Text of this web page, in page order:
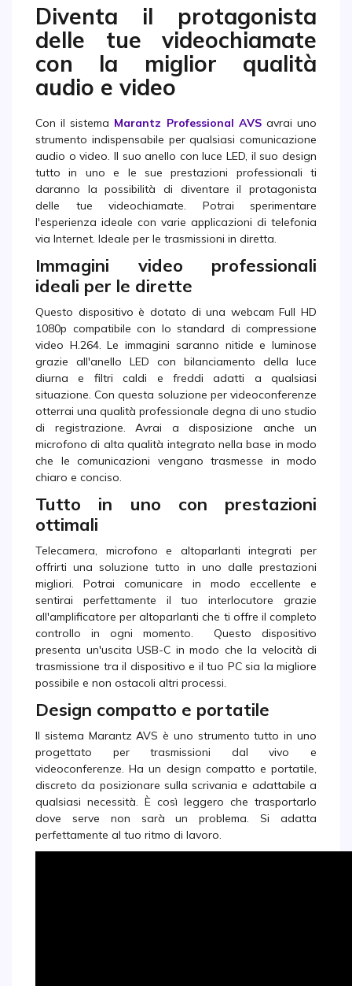
Diventa il protagonista
delle tue videochiamate
con la miglior qualità
audio e video
Con il sistema Marantz Professional AVS avrai uno
strumento indispensabile per qualsiasi comunicazione
audio o video. Il suo anello con luce LED, il suo design
tutto in uno e le sue prestazioni professionali ti
daranno la possibilità di diventare il protagonista
delle tue videochiamate. Potrai sperimentare
l'esperienza ideale con varie applicazioni di telefonia
via Internet. Ideale per le trasmissioni in diretta.
Immagini video professionali
ideali per le dirette
Questo dispositivo è dotato di una webcam Full HD
1080p compatibile con lo standard di compressione
video H.264. Le immagini saranno nitide e luminose
grazie all'anello LED con bilanciamento della luce
diurna e filtri caldi e freddi adatti a qualsiasi
situazione. Con questa soluzione per videoconferenze
otterrai una qualità professionale degna di uno studio
di registrazione. Avrai a disposizione anche un
microfono di alta qualità integrato nella base in modo
che le comunicazioni vengano trasmesse in modo
chiaro e conciso.
Tutto in uno con prestazioni
ottimali
Telecamera, microfono e altoparlanti integrati per
offrirti una soluzione tutto in uno dalle prestazioni
migliori. Potrai comunicare in modo eccellente e
sentirai perfettamente il tuo interlocutore grazie
all'amplificatore per altoparlanti che ti offre il completo
controllo in ogni momento. Questo dispositivo
presenta un'uscita USB-C in modo che la velocità di
trasmissione tra il dispositivo e il tuo PC sia la migliore
possibile e non ostacoli altri processi.
Design compatto e portatile
Il sistema Marantz AVS è uno strumento tutto in uno
progettato per trasmissioni dal vivo e
videoconferenze. Ha un design compatto e portatile,
discreto da posizionare sulla scrivania e adattabile a
qualsiasi necessità. È così leggero che trasportarlo
dove serve non sarà un problema. Si adatta
perfettamente al tuo ritmo di lavoro.